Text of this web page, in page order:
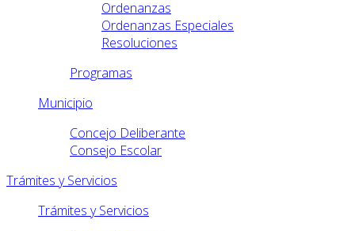
Ordenanzas
Ordenanzas Especiales
Resoluciones
Programas
Municipio
Concejo Deliberante
Consejo Escolar
Trámites y Servicios
Trámites y Servicios